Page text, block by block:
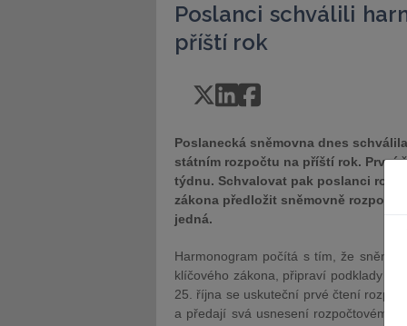
Poslanci schválili
příští rok
Poslanecká sněmovna dnes
státním rozpočtu na příští rok. První
týdnu. Schvalovat pak poslanci
zákona předložit sněmovně
jedná.
Harmonogram počítá s tím, že
klíčového zákona, připraví podklady k
25. října se uskuteční prvé čtení
a předají svá usnesení rozpočtovému